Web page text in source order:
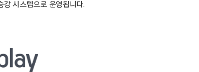
강 시스템으로 운영됩니다.